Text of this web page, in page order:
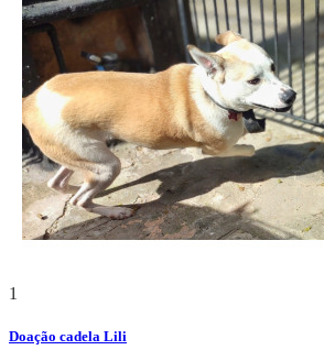
1
Doação cadela Lili